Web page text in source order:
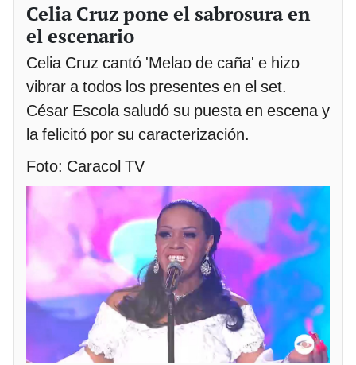
Celia Cruz pone el sabrosura en
el escenario
Celia Cruz cantó 'Melao de caña' e hizo
vibrar a todos los presentes en el set.
César Escola saludó su puesta en escena y
la felicitó por su caracterización.
Foto: Caracol TV